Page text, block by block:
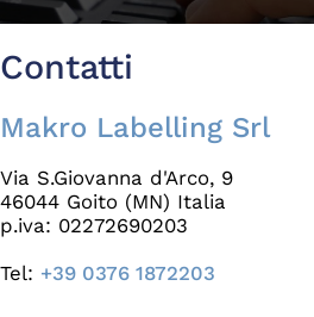
Contatti
Makro Labelling Srl
Via S.Giovanna d'Arco, 9
46044 Goito (MN) Italia
p.iva: 02272690203
Tel: +39 0376 1872203